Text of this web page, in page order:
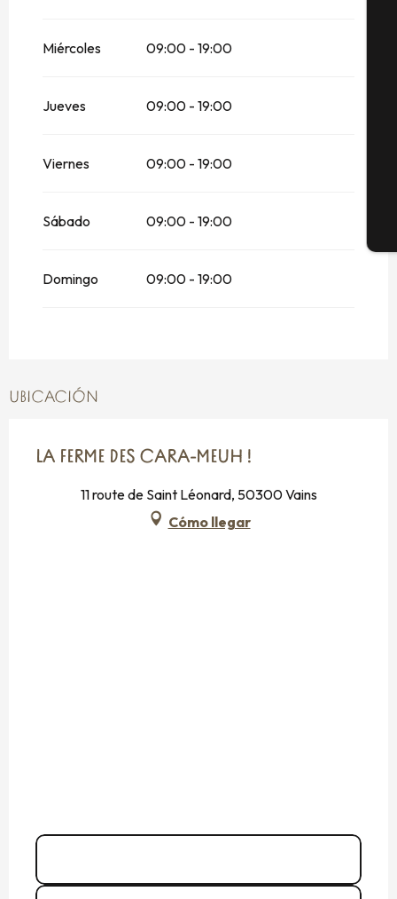
Miércoles 09:00 - 19:00
Jueves 09:00 - 19:00
Viernes 09:00 - 19:00
Sábado 09:00 - 19:00
Domingo 09:00 - 19:00
UBICACIÓN
LA FERME DES CARA-MEUH !
11 route de Saint Léonard, 50300 Vains
Cómo llegar